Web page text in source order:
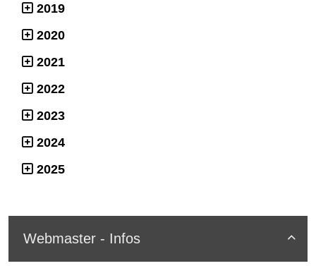
2019
2020
2021
2022
2023
2024
2025

Webmaster - Infos